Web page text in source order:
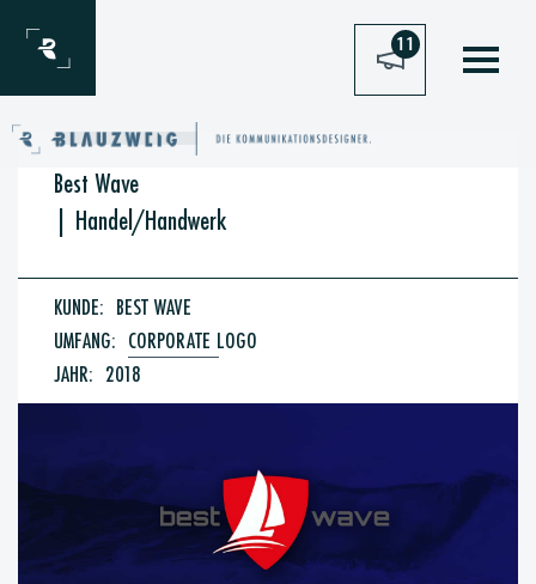
11
Best Wave
Handel/Handwerk
KUNDE: BEST WAVE
UMFANG: CORPORATE LOGO
JAHR: 2018